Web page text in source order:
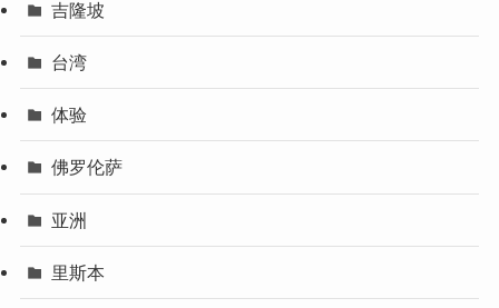
吉隆坡
台湾
体验
佛罗伦萨
亚洲
里斯本